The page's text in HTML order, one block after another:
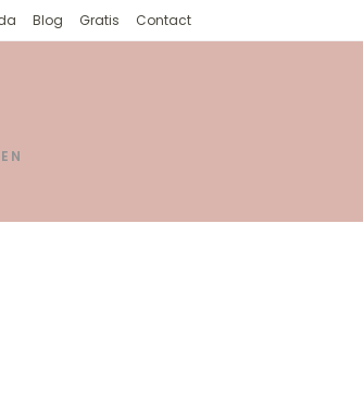
Blog Gratis Contact